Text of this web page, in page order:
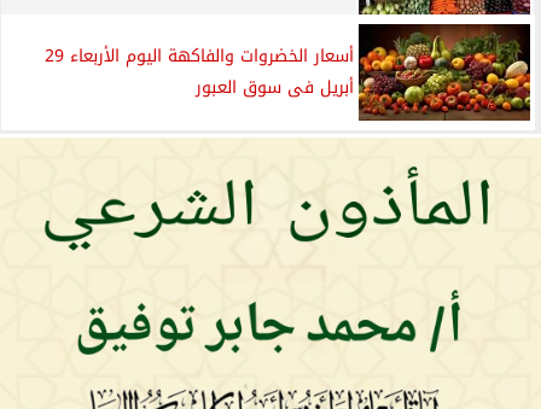
أسعار الخضروات والفاكهة اليوم الأربعاء 29
أبريل فى سوق العبور